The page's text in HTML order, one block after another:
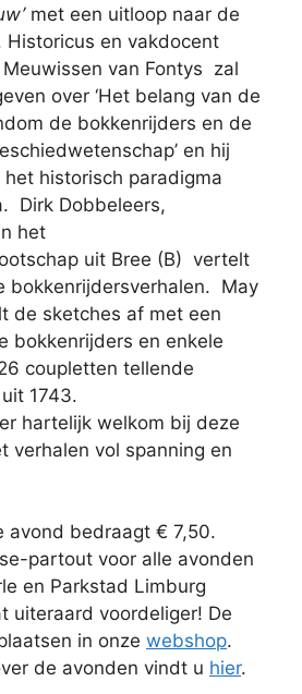
met een uitloop naar de
Historicus en vakdocent
van Fontys zal
over ‘Het belang van de
de bokkenrijders en de
en hij
historisch paradigma
Dirk Dobbeleers,
het
uit Bree (B) vertelt
bokkenrijdersverhalen. May
de sketches af met een
bokkenrijders en enkele
coupletten tellende
1743.
hartelijk welkom bij deze
verhalen vol spanning en
avond bedraagt € 7,50.
partout voor alle avonden
en Parkstad Limburg
uiteraard voordeliger! De
in onze webshop.
de avonden vindt u hier.